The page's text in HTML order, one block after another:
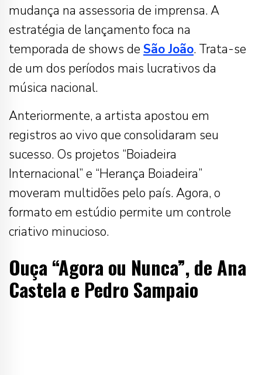
mudança na assessoria de imprensa. A
estratégia de lançamento foca na
temporada de shows de São João. Trata-se
de um dos períodos mais lucrativos da
música nacional.
Anteriormente, a artista apostou em
registros ao vivo que consolidaram seu
sucesso. Os projetos “Boiadeira
Internacional” e “Herança Boiadeira”
moveram multidões pelo país. Agora, o
formato em estúdio permite um controle
criativo minucioso.
Ouça “Agora ou Nunca”, de Ana
Castela e Pedro Sampaio